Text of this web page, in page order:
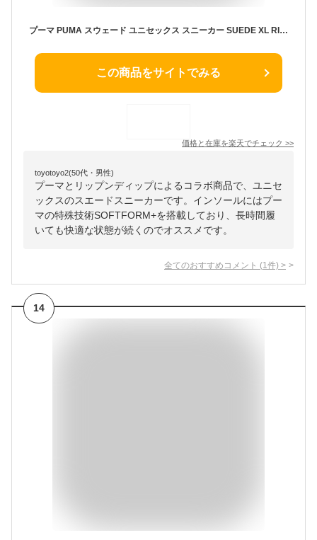
プーマ PUMA スウェード ユニセックス スニーカー SUEDE XL RIPNDIP 403651-01 スエード リップンディップ コラボ 紫 猫
この商品をサイトでみる
価格と在庫を楽天でチェック >>
toyotoyo2(50代・男性)
プーマとリップンディップによるコラボ商品で、ユニセ
ックスのスエードスニーカーです。インソールにはプー
マの特殊技術SOFTFORM+を搭載しており、長時間履
いても快適な状態が続くのでオススメです。
全てのおすすめコメント (1 件) >
14